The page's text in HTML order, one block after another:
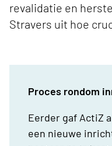
revalidatie en
Stravers uit hoe
Proces rondom
Eerder gaf ActiZ
een nieuwe